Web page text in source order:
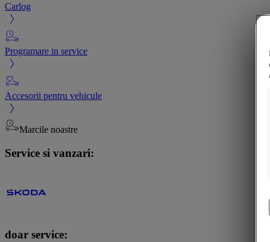
Carlog
Programare in service
Accesorii pentru vehicule
Marcile noastre
Service si vanzari:
doar service: